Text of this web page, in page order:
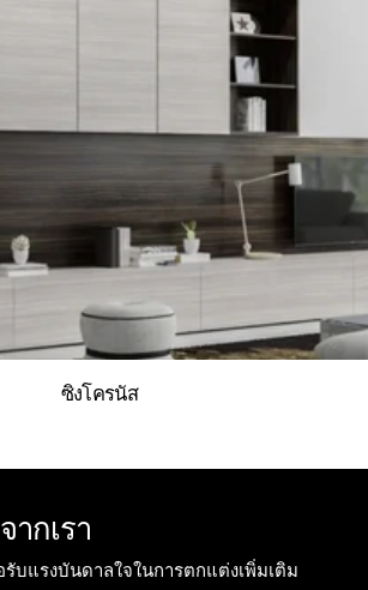
ซิงโครนัส
ากเรา
บแรงบันดาลใจในการตกแต่งเพิ่มเติม